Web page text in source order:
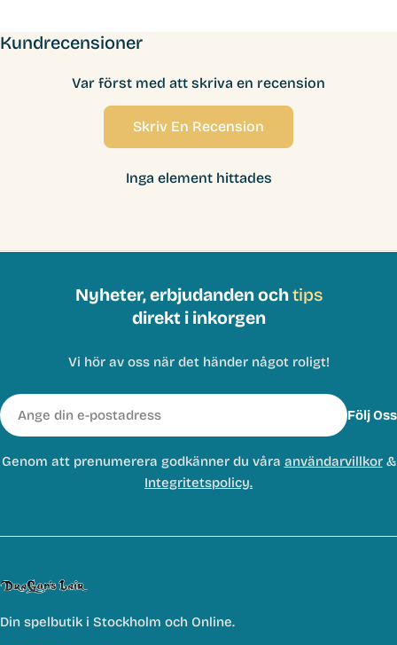
Kundrecensioner
Var först med att skriva en recension
Skriv En Recension
Inga element hittades
Nyheter, erbjudanden ochtips
direkt i inkorgen
Vi hör av oss när det händer något roligt!
E-
post
Följ Oss
Genom att prenumerera godkänner du våra användarvillkor&
Integritetspolicy.
Din spelbutik i Stockholm och Online.